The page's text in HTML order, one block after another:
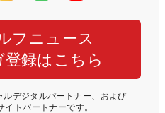
フニュース
登録はこちら
デジタルパートナー、および
イトパートナーです。